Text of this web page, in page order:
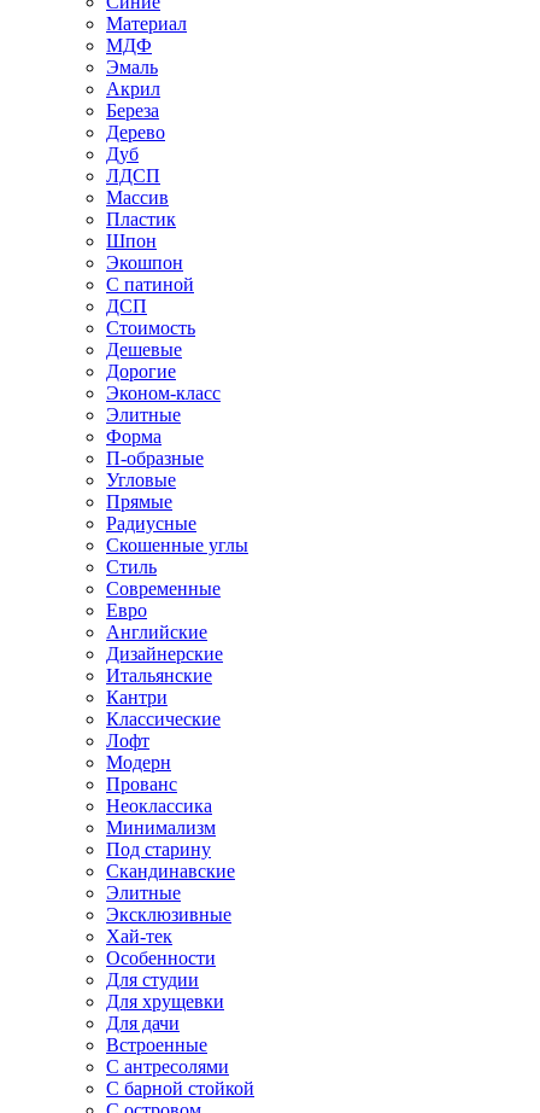
Материал
МДФ
Эмаль
Акрил
Береза
Дерево
Дуб
ЛДСП
Массив
Пластик
Шпон
Экошпон
С патиной
ДСП
Стоимость
Дешевые
Дорогие
Эконом-класс
Элитные
Форма
П-образные
Угловые
Прямые
Радиусные
Скошенные углы
Стиль
Современные
Евро
Английские
Дизайнерские
Итальянские
Кантри
Классические
Лофт
Модерн
Прованс
Неоклассика
Минимализм
Под старину
Скандинавские
Элитные
Эксклюзивные
Хай-тек
Особенности
Для студии
Для хрущевки
Для дачи
Встроенные
С антресолями
С барной стойкой